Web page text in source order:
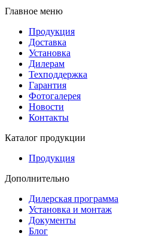
Главное меню
Продукция
Доставка
Установка
Дилерам
Техподдержка
Гарантия
Фотогалерея
Новости
Контакты
Каталог продукции
Продукция
Дополнительно
Дилерская программа
Установка и монтаж
Документы
Блог